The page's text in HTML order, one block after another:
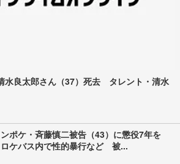
水良太郎さん（37）死去 タレント・清水
ポケ・斉藤慎二被告（43）に懲役7年を
ケバス内で性的暴行など 被...